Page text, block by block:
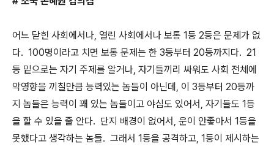
어느 닫힌 사회에서나, 열린 사회에서나 보통 1등 2등은 문제가 없
다. 100명이라고 치면 보통 문제는 한 3등부터 20등까지다. 21
등 밑으로는 자기 주제를 알거나, 자기들끼리 싸워도 사회 전체에
악영향을 끼칠만큼 능력있는 놈들이 아닌데, 이 3등부터 20등까
지 놈들은 능력이 꽤 있는 놈들이고 야심도 있어서, 자기들도 1등
을 할 수 있을 줄 안다. 단지 배경이 없어서, 운이 안좋아서 1등을
못했다고 생각하는 놈들. 그래서 1등을 공격하고, 1등이 제시하는